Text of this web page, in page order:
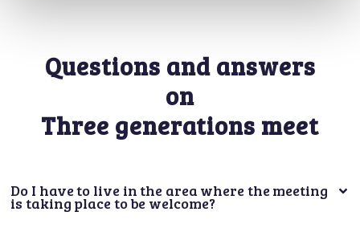
Questions and answers
on
Three generations meet
is taking place to be welcome?